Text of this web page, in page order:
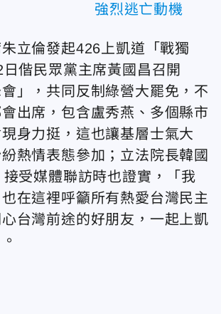
強烈逃亡動機
立倫發起426上凱道「戰獨
偕民眾黨主席黃國昌召開
會」，共同反制綠營大罷免，不
出席，包含盧秀燕、多個縣市
身力挺，這也讓基層士氣大
熱情表態參加；立法院長韓國
受媒體聯訪時也證實，「我
在這裡呼籲所有熱愛台灣民主
台灣前途的好朋友，一起上凱